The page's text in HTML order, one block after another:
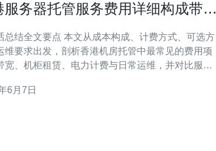
服务器托管服务费用详细构成带宽
总结全文要点 本文从成本构成、计费方式、可选方
维要求出发，剖析香港机房托管中最常见的费用项
、机柜租赁、电力计费与日常运维，并对比服务
建议，同时强调CDN与DDoS防御等网络安全与网
6月7日